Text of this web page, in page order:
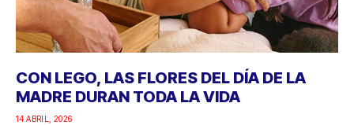
CON LEGO, LAS FLORES DEL DÍA DE LA
MADRE DURAN TODA LA VIDA
14 ABRIL, 2026